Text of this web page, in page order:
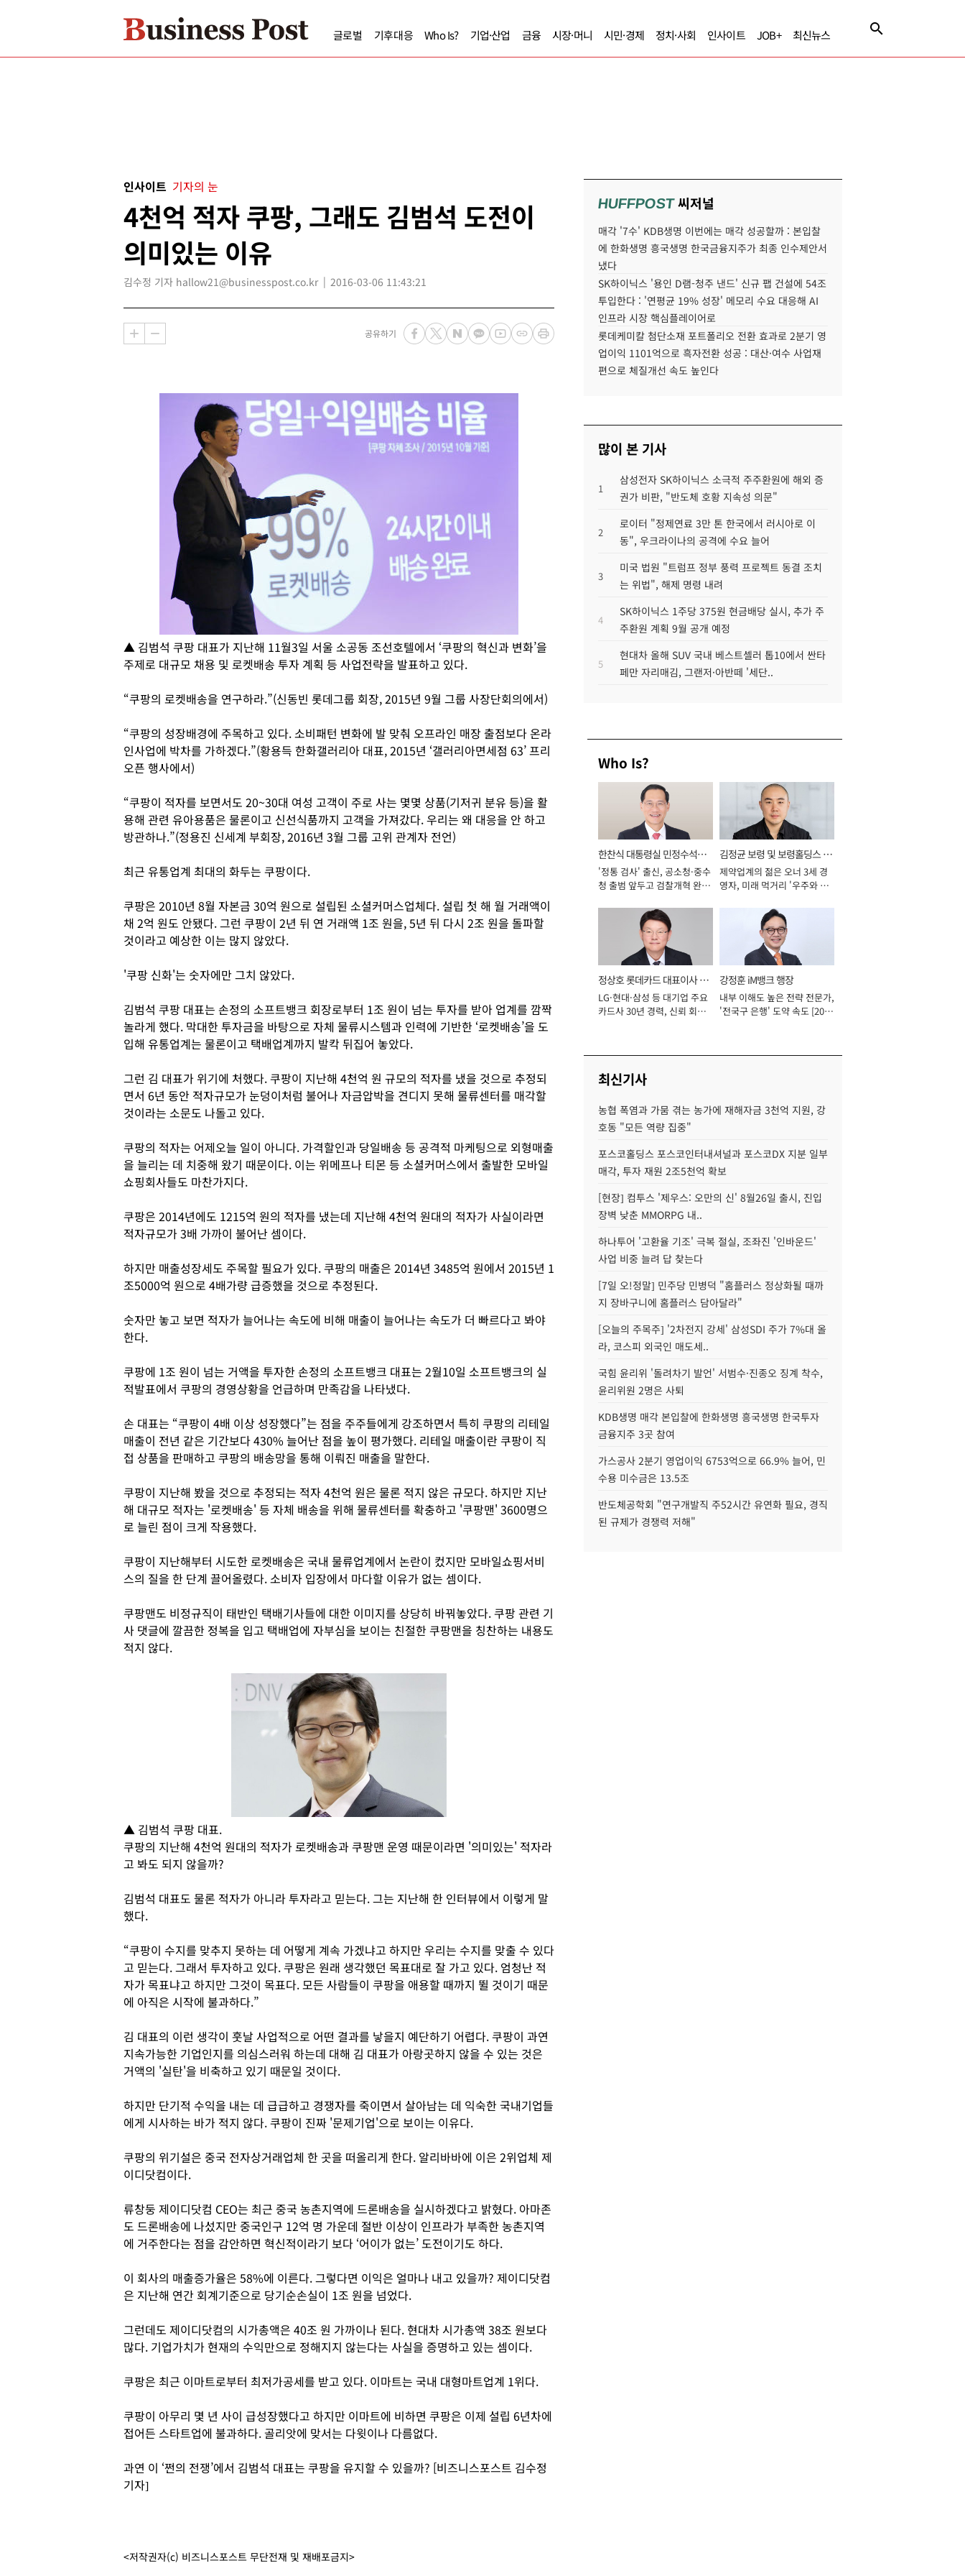
글로벌 기후대응 Who Is? 기업·산업 금융 시장·머니 시민·경제 정치·사회 인사이트 JOB+ 최신뉴스
인사이트 기자의 눈
4천억 적자 쿠팡, 그래도 김범석 도전이
의미있는 이유
김수정 기자 hallow21@businesspost.co.kr 2016-03-06 11:43:21
공유하기
▲ 김범석 쿠팡 대표가 지난해 11월3일 서울 소공동 조선호텔에서 ‘쿠팡의 혁신과 변화’을
주제로 대규모 채용 및 로켓배송 투자 계획 등 사업전략을 발표하고 있다.
“쿠팡의 로켓배송을 연구하라.”(신동빈 롯데그룹 회장, 2015년 9월 그룹 사장단회의에서)
“쿠팡의 성장배경에 주목하고 있다. 소비패턴 변화에 발 맞춰 오프라인 매장 출점보다 온라
인사업에 박차를 가하겠다.”(황용득 한화갤러리아 대표, 2015년 ‘갤러리아면세점 63’ 프리
오픈 행사에서)
“쿠팡이 적자를 보면서도 20~30대 여성 고객이 주로 사는 몇몇 상품(기저귀 분유 등)을 활
용해 관련 유아용품은 물론이고 신선식품까지 고객을 가져갔다. 우리는 왜 대응을 안 하고
방관하나.”(정용진 신세계 부회장, 2016년 3월 그룹 고위 관계자 전언)
최근 유통업계 최대의 화두는 쿠팡이다.
쿠팡은 2010년 8월 자본금 30억 원으로 설립된 소셜커머스업체다. 설립 첫 해 월 거래액이
채 2억 원도 안됐다. 그런 쿠팡이 2년 뒤 연 거래액 1조 원을, 5년 뒤 다시 2조 원을 돌파할
것이라고 예상한 이는 많지 않았다.
'쿠팡 신화'는 숫자에만 그치 않았다.
김범석 쿠팡 대표는 손정의 소프트뱅크 회장로부터 1조 원이 넘는 투자를 받아 업계를 깜짝
놀라게 했다. 막대한 투자금을 바탕으로 자체 물류시스템과 인력에 기반한 ‘로켓배송’을 도
입해 유통업계는 물론이고 택배업계까지 발칵 뒤집어 놓았다.
그런 김 대표가 위기에 처했다. 쿠팡이 지난해 4천억 원 규모의 적자를 냈을 것으로 추정되
면서 6년 동안 적자규모가 눈덩이처럼 불어나 자금압박을 견디지 못해 물류센터를 매각할
것이라는 소문도 나돌고 있다.
쿠팡의 적자는 어제오늘 일이 아니다. 가격할인과 당일배송 등 공격적 마케팅으로 외형매출
을 늘리는 데 치중해 왔기 때문이다. 이는 위메프나 티몬 등 소셜커머스에서 출발한 모바일
쇼핑회사들도 마찬가지다.
쿠팡은 2014년에도 1215억 원의 적자를 냈는데 지난해 4천억 원대의 적자가 사실이라면
적자규모가 3배 가까이 불어난 셈이다.
하지만 매출성장세도 주목할 필요가 있다. 쿠팡의 매출은 2014년 3485억 원에서 2015년 1
조5000억 원으로 4배가량 급증했을 것으로 추정된다.
숫자만 놓고 보면 적자가 늘어나는 속도에 비해 매출이 늘어나는 속도가 더 빠르다고 봐야
한다.
쿠팡에 1조 원이 넘는 거액을 투자한 손정의 소프트뱅크 대표는 2월10일 소프트뱅크의 실
적발표에서 쿠팡의 경영상황을 언급하며 만족감을 나타냈다.
손 대표는 “쿠팡이 4배 이상 성장했다”는 점을 주주들에게 강조하면서 특히 쿠팡의 리테일
매출이 전년 같은 기간보다 430% 늘어난 점을 높이 평가했다. 리테일 매출이란 쿠팡이 직
접 상품을 판매하고 쿠팡의 배송망을 통해 이뤄진 매출을 말한다.
쿠팡이 지난해 봤을 것으로 추정되는 적자 4천억 원은 물론 적지 않은 규모다. 하지만 지난
해 대규모 적자는 '로켓배송' 등 자체 배송을 위해 물류센터를 확충하고 '쿠팡맨' 3600명으
로 늘린 점이 크게 작용했다.
쿠팡이 지난해부터 시도한 로켓배송은 국내 물류업계에서 논란이 컸지만 모바일쇼핑서비
스의 질을 한 단계 끌어올렸다. 소비자 입장에서 마다할 이유가 없는 셈이다.
쿠팡맨도 비정규직이 태반인 택배기사들에 대한 이미지를 상당히 바꿔놓았다. 쿠팡 관련 기
사 댓글에 깔끔한 정복을 입고 택배업에 자부심을 보이는 친절한 쿠팡맨을 칭찬하는 내용도
적지 않다.
▲ 김범석 쿠팡 대표.
쿠팡의 지난해 4천억 원대의 적자가 로켓배송과 쿠팡맨 운영 때문이라면 '의미있는' 적자라
고 봐도 되지 않을까?
김범석 대표도 물론 적자가 아니라 투자라고 믿는다. 그는 지난해 한 인터뷰에서 이렇게 말
했다.
“쿠팡이 수지를 맞추지 못하는 데 어떻게 계속 가겠냐고 하지만 우리는 수지를 맞출 수 있다
고 믿는다. 그래서 투자하고 있다. 쿠팡은 원래 생각했던 목표대로 잘 가고 있다. 엄청난 적
자가 목표냐고 하지만 그것이 목표다. 모든 사람들이 쿠팡을 애용할 때까지 뛸 것이기 때문
에 아직은 시작에 불과하다.”
김 대표의 이런 생각이 훗날 사업적으로 어떤 결과를 낳을지 예단하기 어렵다. 쿠팡이 과연
지속가능한 기업인지를 의심스러워 하는데 대해 김 대표가 아랑곳하지 않을 수 있는 것은
거액의 '실탄'을 비축하고 있기 때문일 것이다.
하지만 단기적 수익을 내는 데 급급하고 경쟁자를 죽이면서 살아남는 데 익숙한 국내기업들
에게 시사하는 바가 적지 않다. 쿠팡이 진짜 '문제기업'으로 보이는 이유다.
쿠팡의 위기설은 중국 전자상거래업체 한 곳을 떠올리게 한다. 알리바바에 이은 2위업체 제
이디닷컴이다.
류창둥 제이디닷컴 CEO는 최근 중국 농촌지역에 드론배송을 실시하겠다고 밝혔다. 아마존
도 드론배송에 나섰지만 중국인구 12억 명 가운데 절반 이상이 인프라가 부족한 농촌지역
에 거주한다는 점을 감안하면 혁신적이라기 보다 ‘어이가 없는’ 도전이기도 하다.
이 회사의 매출증가율은 58%에 이른다. 그렇다면 이익은 얼마나 내고 있을까? 제이디닷컴
은 지난해 연간 회계기준으로 당기순손실이 1조 원을 넘었다.
그런데도 제이디닷컴의 시가총액은 40조 원 가까이나 된다. 현대차 시가총액 38조 원보다
많다. 기업가치가 현재의 수익만으로 정해지지 않는다는 사실을 증명하고 있는 셈이다.
쿠팡은 최근 이마트로부터 최저가공세를 받고 있다. 이마트는 국내 대형마트업계 1위다.
쿠팡이 아무리 몇 년 사이 급성장했다고 하지만 이마트에 비하면 쿠팡은 이제 설립 6년차에
접어든 스타트업에 불과하다. 골리앗에 맞서는 다윗이나 다름없다.
과연 이 ‘쩐의 전쟁’에서 김범석 대표는 쿠팡을 유지할 수 있을까? [비즈니스포스트 김수정
기자]
<저작권자(c) 비즈니스포스트 무단전재 및 재배포금지>
HUFFPOST씨저널
매각 '7수' KDB생명 이번에는 매각 성공할까 : 본입찰
에 한화생명 흥국생명 한국금융지주가 최종 인수제안서
냈다
SK하이닉스 '용인 D램-청주 낸드' 신규 팹 건설에 54조
투입한다 : '연평균 19% 성장' 메모리 수요 대응해 AI
인프라 시장 핵심플레이어로
롯데케미칼 첨단소재 포트폴리오 전환 효과로 2분기 영
업이익 1101억으로 흑자전환 성공 : 대산·여수 사업재
편으로 체질개선 속도 높인다
많이 본 기사
1
삼성전자 SK하이닉스 소극적 주주환원에 해외 증
권가 비판, "반도체 호황 지속성 의문"
2
로이터 "정제연료 3만 톤 한국에서 러시아로 이
동", 우크라이나의 공격에 수요 늘어
3
미국 법원 "트럼프 정부 풍력 프로젝트 동결 조치
는 위법", 해제 명령 내려
4
SK하이닉스 1주당 375원 현금배당 실시, 추가 주
주환원 계획 9월 공개 예정
5
현대차 올해 SUV 국내 베스트셀러 톱10에서 싼타
페만 자리매김, 그랜저·아반떼 '세단..
Who Is?
한찬식 대통령실 민정수석비
서관
'정통 검사' 출신, 공소청·중수
청 출범 앞두고 검찰개혁 완수
김정균 보령 및 보령홀딩스 대
표이사 사장
제약업계의 젊은 오너 3세 경
영자, 미래 먹거리 '우주와 헬
정상호 롯데카드 대표이사 사
장
LG·현대·삼성 등 대기업 주요
카드사 30년 경력, 신뢰 회복
강정훈 iM뱅크 행장
내부 이해도 높은 전략 전문가,
'전국구 은행' 도약 속도 [2026
최신기사
농협 폭염과 가뭄 겪는 농가에 재해자금 3천억 지원, 강
호동 "모든 역량 집중"
포스코홀딩스 포스코인터내셔널과 포스코DX 지분 일부
매각, 투자 재원 2조5천억 확보
[현장] 컴투스 '제우스: 오만의 신' 8월26일 출시, 진입
장벽 낮춘 MMORPG 내..
하나투어 '고환율 기조' 극복 절실, 조좌진 '인바운드'
사업 비중 늘려 답 찾는다
[7일 오!정말] 민주당 민병덕 "홈플러스 정상화될 때까
지 장바구니에 홈플러스 담아달라"
[오늘의 주목주] '2차전지 강세' 삼성SDI 주가 7%대 올
라, 코스피 외국인 매도세..
국힘 윤리위 '돌려차기 발언' 서범수·진종오 징계 착수,
윤리위원 2명은 사퇴
KDB생명 매각 본입찰에 한화생명 흥국생명 한국투자
금융지주 3곳 참여
가스공사 2분기 영업이익 6753억으로 66.9% 늘어, 민
수용 미수금은 13.5조
반도체공학회 "연구개발직 주52시간 유연화 필요, 경직
된 규제가 경쟁력 저해"